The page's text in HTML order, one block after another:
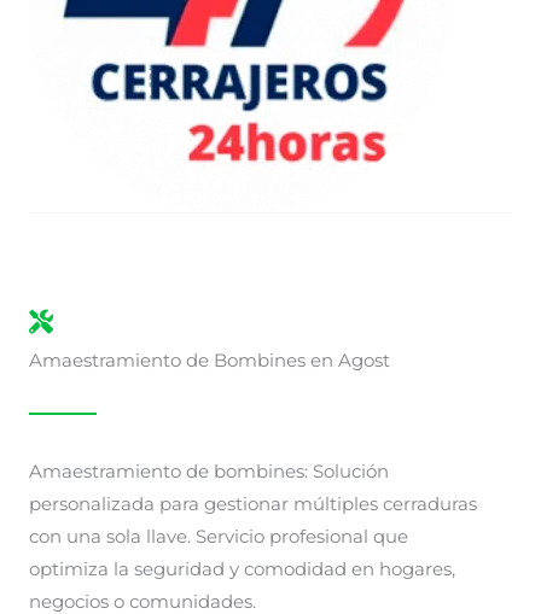
Amaestramiento de Bombines en Agost
Amaestramiento de bombines: Solución
personalizada para gestionar múltiples cerraduras
con una sola llave. Servicio profesional que
optimiza la seguridad y comodidad en hogares,
negocios o comunidades.